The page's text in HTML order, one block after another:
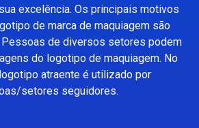
excelência. Os principais motivos
de marca de maquiagem são
Pessoas de diversos setores podem
do logotipo de maquiagem. No
atraente é utilizado por
setores seguidores.